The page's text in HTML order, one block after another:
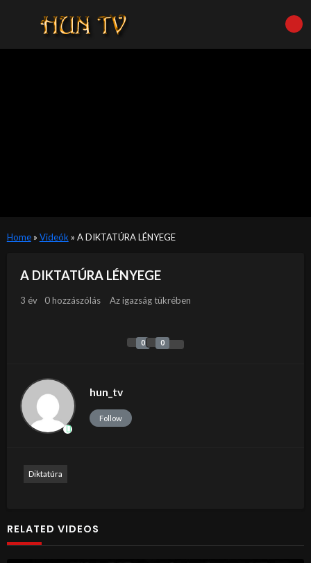
Home» Videók » A DIKTATÚRA LÉNYEGE
A DIKTATÚRA LÉNYEGE
3 év 0 hozzászólás Az igazság tükrében
0 0
hun_tv
Follow
Diktatúra
RELATED VIDEOS